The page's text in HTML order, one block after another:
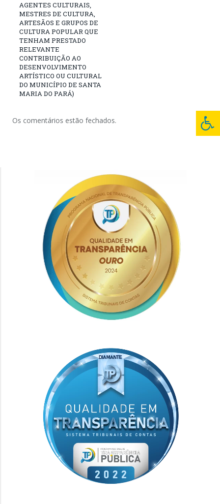
AGENTES CULTURAIS,
MESTRES DE CULTURA,
ARTESÃOS E GRUPOS DE
CULTURA POPULAR QUE
TENHAM PRESTADO
RELEVANTE
CONTRIBUIÇÃO AO
DESENVOLVIMENTO
ARTÍSTICO OU CULTURAL
DO MUNICÍPIO DE SANTA
MARIA DO PARÁ)
Os comentários estão fechados.